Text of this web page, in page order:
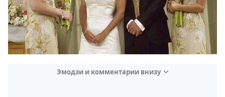
Эмодзи и комментарии внизу